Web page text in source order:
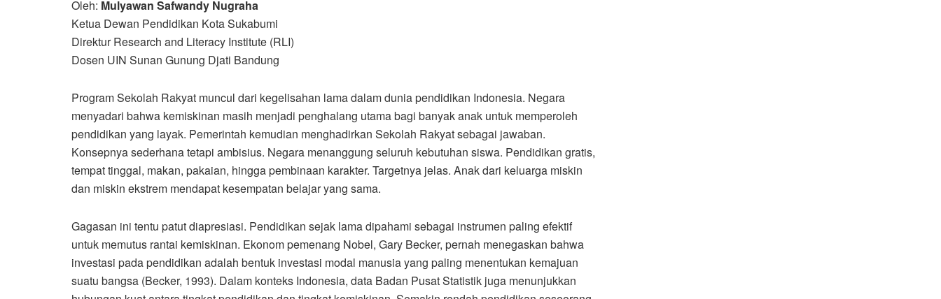
Oleh: Mulyawan Safwandy Nugraha
Ketua Dewan Pendidikan Kota Sukabumi
Direktur Research and Literacy Institute (RLI)
Dosen UIN Sunan Gunung Djati Bandung
Program Sekolah Rakyat muncul dari kegelisahan lama dalam dunia pendidikan Indonesia. Negara
menyadari bahwa kemiskinan masih menjadi penghalang utama bagi banyak anak untuk memperoleh
pendidikan yang layak. Pemerintah kemudian menghadirkan Sekolah Rakyat sebagai jawaban.
Konsepnya sederhana tetapi ambisius. Negara menanggung seluruh kebutuhan siswa. Pendidikan gratis,
tempat tinggal, makan, pakaian, hingga pembinaan karakter. Targetnya jelas. Anak dari keluarga miskin
dan miskin ekstrem mendapat kesempatan belajar yang sama.
Gagasan ini tentu patut diapresiasi. Pendidikan sejak lama dipahami sebagai instrumen paling efektif
untuk memutus rantai kemiskinan. Ekonom pemenang Nobel, Gary Becker, pernah menegaskan bahwa
investasi pada pendidikan adalah bentuk investasi modal manusia yang paling menentukan kemajuan
suatu bangsa (Becker, 1993). Dalam konteks Indonesia, data Badan Pusat Statistik juga menunjukkan